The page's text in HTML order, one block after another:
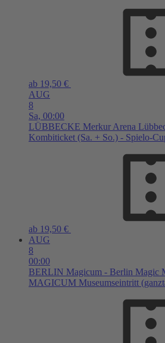
ab 19,50 €
AUG
8
Sa, 00:00
LÜBBECKE Merkur Arena
Kombiticket (Sa. + So.) - Spielo-
ab 19,50 €
AUG
8
00:00
BERLIN Magicum - Berlin Magic
MAGICUM Museumseintritt